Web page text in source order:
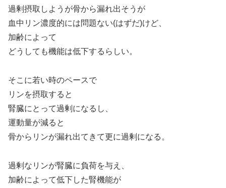
過剰摂取しようが骨から漏れ出そうが
血中リン濃度的には問題ない(はずだ)けど、
加齢によって
どうしても機能は低下するらしい。
そこに若い時のペースで
リンを摂取すると
腎臓にとって過剰になるし、
運動量が減ると
骨からリンが漏れ出てきて更に過剰になる。
過剰なリンが腎臓に負荷を与え、
加齢によって低下した腎機能が